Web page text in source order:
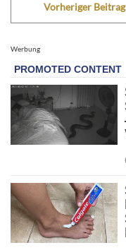
Vorheriger Beitrag
Werbung